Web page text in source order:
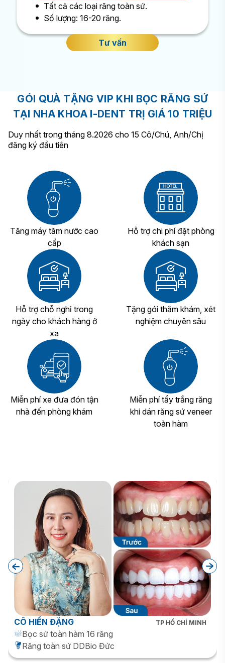
Tất cả các loại răng toàn sứ.
Số lượng: 16-20 răng.
Tư vấn
GÓI QUÀ TẶNG VIP KHI BỌC RĂNG SỨ
TẠI NHA KHOA I-DENT TRỊ GIÁ 10 TRIỆU
Duy nhất trong tháng 8.2026 cho 15 Cô/Chú, Anh/Chị
đăng ký đầu tiên
Tăng máy tăm nước cao
cấp
Hỗ trợ chi phí đặt phòng
khách sạn
Hỗ trợ chỗ nghỉ trong
ngày cho khách hàng ở
xa
Tặng gói thăm khám, xét
nghiệm chuyên sâu
Miễn phí xe đưa đón tận
nhà đến phòng khám
Miễn phí tẩy trắng răng
khi dán răng sứ veneer
toàn hàm
CÔ HIỀN ĐẶNG
Bọc sứ toàn hàm 16 răng
Răng toàn sứ DDBio Đức
TP HỒ CHÍ MINH